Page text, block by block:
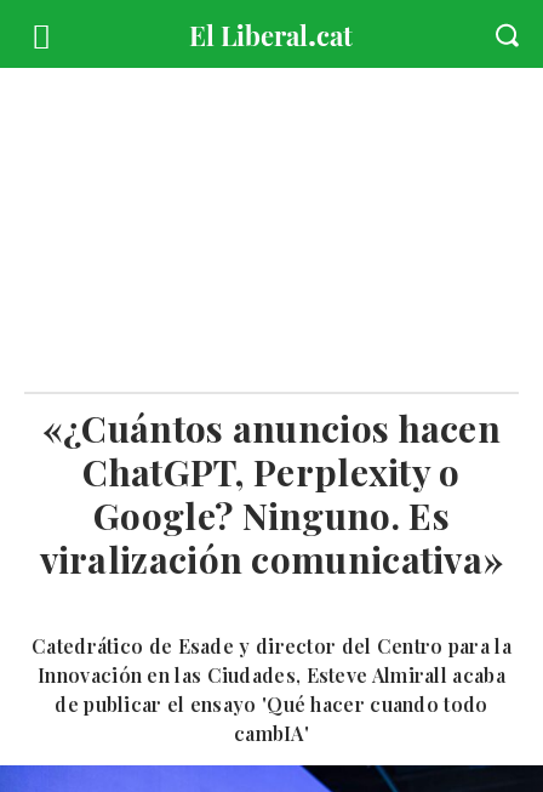
«¿Cuántos anuncios hacen
ChatGPT, Perplexity o
Google? Ninguno. Es
viralización comunicativa»
Catedrático de Esade y director del Centro para la
Innovación en las Ciudades, Esteve Almirall acaba
de publicar el ensayo 'Qué hacer cuando todo
cambIA'